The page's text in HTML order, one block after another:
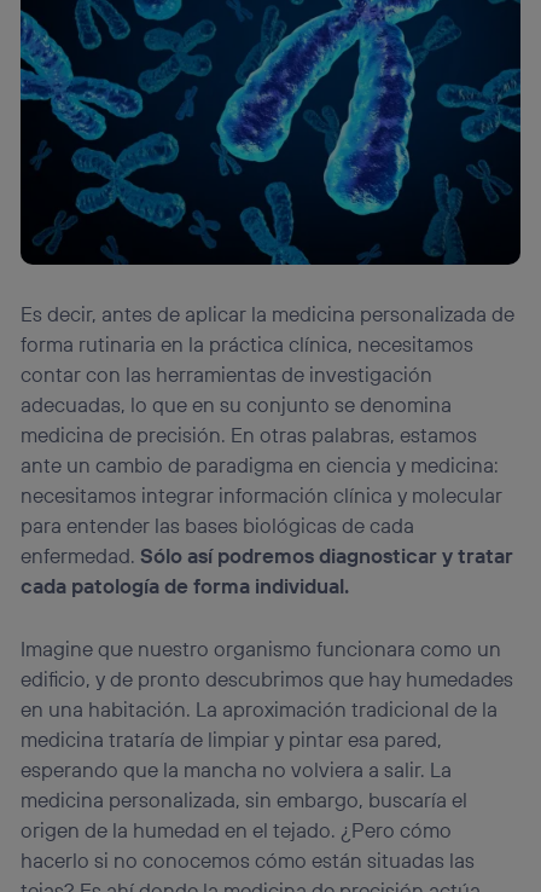
Es decir, antes de aplicar la medicina personalizada de
forma rutinaria en la práctica clínica, necesitamos
contar con las herramientas de investigación
adecuadas, lo que en su conjunto se denomina
medicina de precisión. En otras palabras, estamos
ante un cambio de paradigma en ciencia y medicina:
necesitamos integrar información clínica y molecular
para entender las bases biológicas de cada
enfermedad.Sólo así podremos diagnosticar y tratar
cada patología de forma individual.
Imagine que nuestro organismo funcionara como un
edificio, y de pronto descubrimos que hay humedades
en una habitación. La aproximación tradicional de la
medicina trataría de limpiar y pintar esa pared,
esperando que la mancha no volviera a salir. La
medicina personalizada, sin embargo, buscaría el
origen de la humedad en el tejado. ¿Pero cómo
hacerlo si no conocemos cómo están situadas las